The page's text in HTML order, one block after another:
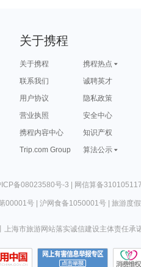
关于携程
关于携程
携程热点
联系我们
诚聘英才
用户协议
隐私政策
营业执照
安全中心
携程内容中心
知识产权
Trip.com Group
算法公示
ICP备08023580号-3 | 网信算备
00001号| 沪网食备1050001号| 旅游度
上海市旅游网站落实诚信建设主体责任承